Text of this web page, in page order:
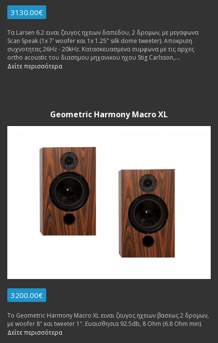
3130.00€
Τα Larsen 6.2 ειναι ζευγος ηχειων δαπεδου, 2 δρομων, με μεγαφωνα
Scan Speak (1x 7' woofer και 1x 1.25" silk dome tweeter). Αποκριση
συχνοτητας 26Hz - 20kHz. Κατασκευασμενα συμφωνα με τις αρχες
ortho acoustic του διασημου μηχανικου ηχου Stig Carlsson,
τοποθεtoυνται κολλητα στον τοιχο, δινουν απιστευτη αποκριση
Δείτε περισσότερα
Geometric Harmony Macro XL
3200.00€
Το Geometric Harmony Macro XL ειναι ζευγος ηχειων βασεως 2 δρομων,
με woofer 8" και tweeter 1". Ευαισθησια 92.5db, 8 Ohm (6.8 Ohm min).
Δείτε περισσότερα